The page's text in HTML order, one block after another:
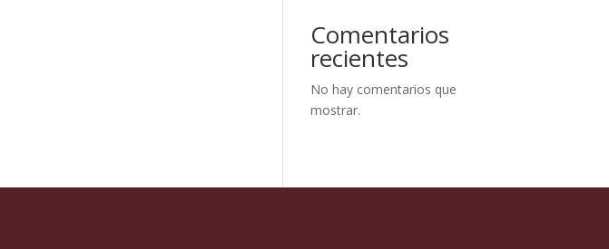
Comentarios
recientes
No hay comentarios que
mostrar.